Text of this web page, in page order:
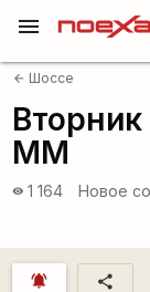
menu
arrow_back Шоссе
Вторник
ММ
visibility 1 164 Новое
notifications_active share